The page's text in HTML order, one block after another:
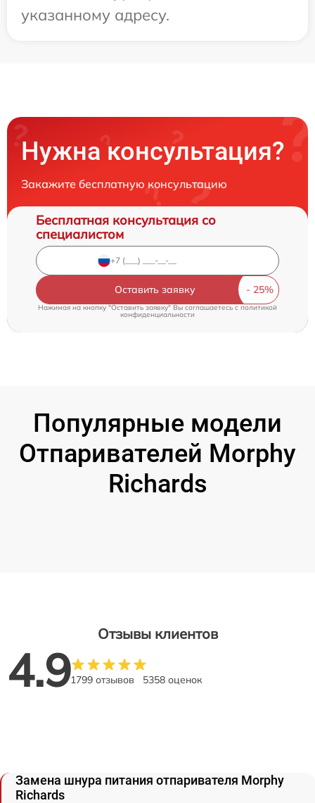
указанному адресу.
Нужна консультация?
Закажите бесплатную консультацию
Бесплатная консультация со
специалистом
Оставить заявку
Нажимая на кнопку "Оставить заявку" Вы соглашаетесь cполитикой
конфиденциальности
Популярные модели
Отпаривателей Morphy
Richards
Отзывы клиентов
4.91799 отзывов 5358 оценок
Замена шнура питания отпаривателя Morphy
Richards